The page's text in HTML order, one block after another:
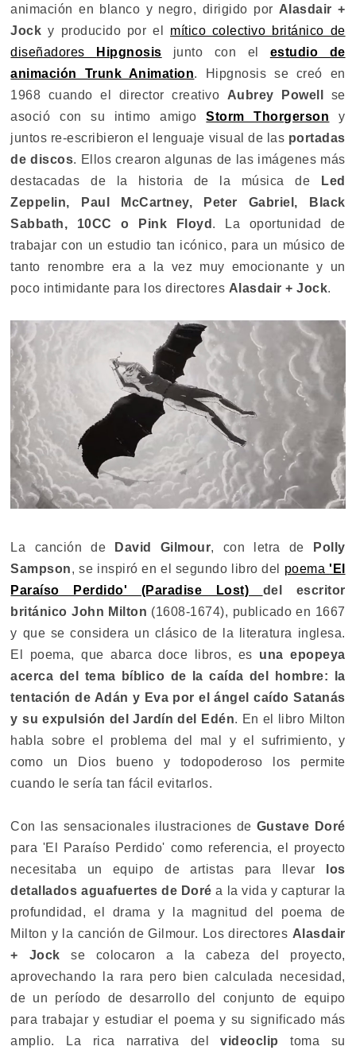
animación en blanco y negro, dirigido por Alasdair +
Jock y producido por el mítico colectivo británico de
diseñadores
Hipgnosis junto con el estudio de
animación Trunk Animation. Hipgnosis se creó en
1968 cuando el director creativo Aubrey Powell
se
asoció con su intimo amigoStorm Thorgerson y
juntos re-escribieron el lenguaje visual de las portadas
de discos. Ellos crearon algunas de las imágenes más
destacadas de la historia de la música de
Led
Zeppelin, Paul McCartney, Peter Gabriel, Black
Sabbath, 10CC o Pink Floyd . La oportunidad de
trabajar con un estudio tan icónico, para un músico de
tanto renombre era a la vez muy emocionante y un
poco intimidante para los directores Alasdair + Jock.
La canción de David Gilmour, con letra de
Polly
Sampson, se inspiró en el segundo libro del poema'El
Paraíso Perdido' (Paradise Lost) del escritor
británico John Milton (1608-1674), publicado en 1667
y que se considera un clásico de la literatura inglesa.
El poema, que abarca doce libros, es una epopeya
acerca del tema bíblico de la caída del hombre: la
tentación de Adán y Eva por el ángel caído Satanás
y su expulsión del Jardín del Edén. En el libro Milton
habla sobre el problema del mal y el sufrimiento, y
como un Dios bueno y todopoderoso los permite
cuando le sería tan fácil evitarlos.
Con las sensacionales ilustraciones de Gustave Doré
para 'El Paraíso Perdido' como referencia, el proyecto
necesitaba un equipo de artistas para llevar
los
detallados aguafuertes de Doré a la vida y capturar la
profundidad, el drama y la magnitud del poema de
Milton y la canción de Gilmour. Los directores Alasdair
+ Jockse colocaron a la cabeza del proyecto,
aprovechando la rara pero bien calculada necesidad,
de un período de desarrollo del conjunto de equipo
para trabajar y estudiar el poema y su significado más
amplio. La rica narrativa delvideoclip
toma su